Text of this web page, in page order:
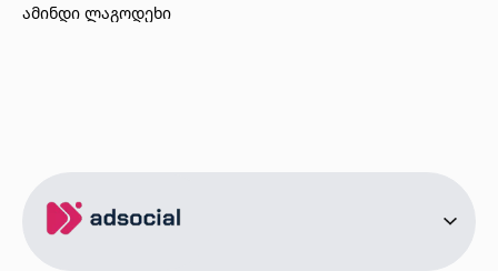
ამინდი ლაგოდეხი
ამინდი ზუგდიდი